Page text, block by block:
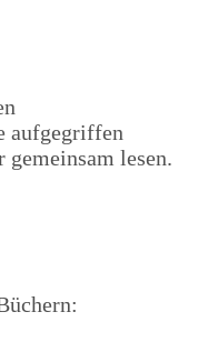
aufgegriffen
lesen.